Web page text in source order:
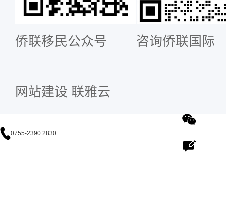
侨联移民公众号 咨询侨联国际
网站建设 联雅云
0755-2390 2830